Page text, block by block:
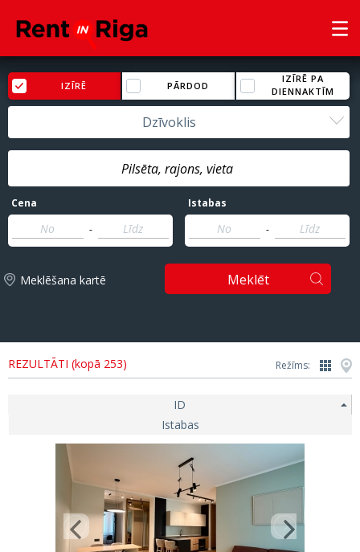
IZĪRĒ PĀRDOD
IZĪRĒ PA
DIENNAKTĪM
Dzīvoklis
Cena
-
Istabas
-
Meklēšana kartē Meklēt
REZULTĀTI (kopā 253) Režīms:
ID
Istabas